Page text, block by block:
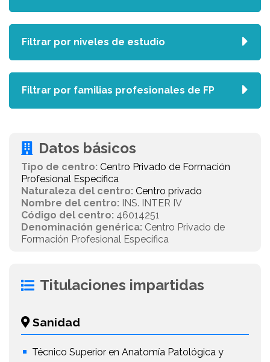
Datos básicos
Tipo de centro: Centro Privado de Formación
Profesional Específica
Naturaleza del centro: Centro privado
Nombre del centro: INS. INTER IV
Código del centro: 46014251
Denominación genérica: Centro Privado de
Formación Profesional Específica
Titulaciones impartidas
Sanidad
Técnico Superior en Anatomía Patológica y
Filtrar por niveles de estudio
Filtrar por familias profesionales de FP